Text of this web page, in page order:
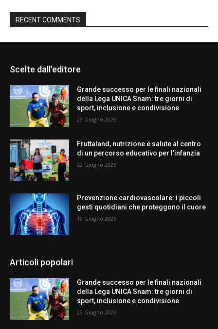
RECENT COMMENTS
Scelte dall'editore
Grande successo per le finali nazionali
della Lega UNICA Snam: tre giorni di
sport, inclusione e condivisione
23 Giugno 2026
Fruttaland, nutrizione e salute al centro
di un percorso educativo per l’infanzia
22 Giugno 2026
Prevenzione cardiovascolare: i piccoli
gesti quotidiani che proteggono il cuore
19 Giugno 2026
Articoli popolari
Grande successo per le finali nazionali
della Lega UNICA Snam: tre giorni di
sport, inclusione e condivisione
23 Giugno 2026